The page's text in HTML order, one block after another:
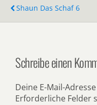
Shaun Das Schaf 6
Schreibe einen
Deine E-Mail-
Erforderliche Felder